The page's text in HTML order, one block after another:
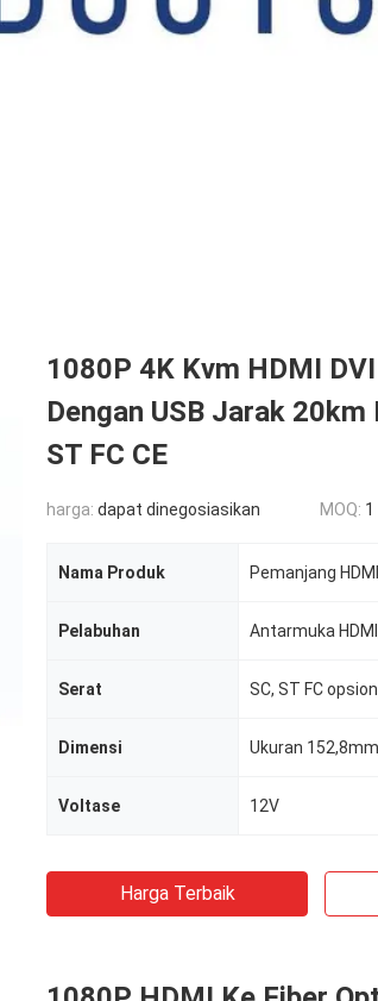
1080P 4K Kvm HDMI
Dengan USB Jarak
ST FC CE
harga: dapat dinegosiasikan MOQ:
Nama Produk Pemanjang
Pelabuhan Antarmuka
Serat SC, ST FC
Dimensi Ukuran
Voltase 12V
Harga Terbaik